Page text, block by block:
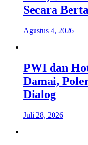
Secara
Agustus 4, 2026
PWI dan
Damai,
Dialog
Juli 28, 2026